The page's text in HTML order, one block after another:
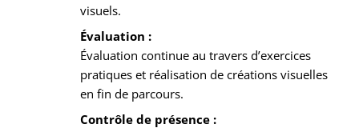
visuels.
Évaluation :
Évaluation continue au travers d’exercices
pratiques et réalisation de créations visuelles
en fin de parcours.
Contrôle de présence :